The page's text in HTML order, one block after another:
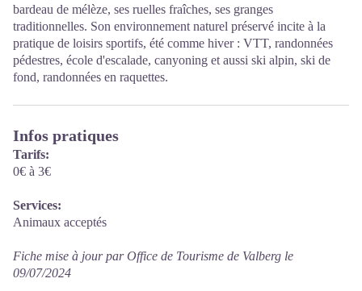
bardeau de mélèze, ses ruelles fraîches, ses granges
traditionnelles. Son environnement naturel préservé incite à la
pratique de loisirs sportifs, été comme hiver : VTT, randonnées
pédestres, école d'escalade, canyoning et aussi ski alpin, ski de
fond, randonnées en raquettes.
Infos pratiques
Tarifs:
0€ à 3€
Services:
Animaux acceptés
Fiche mise à jour par Office de Tourisme de Valberg le
09/07/2024